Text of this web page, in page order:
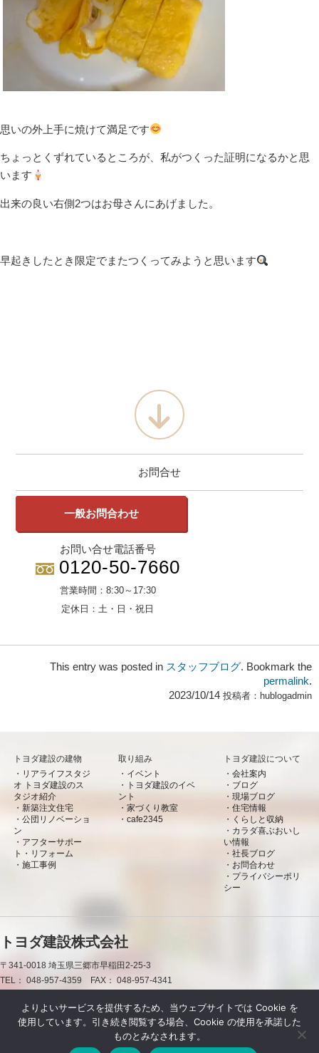
思いの外上手に焼けて満足です
ちょっとくずれているところが、私がつくった証明になるかと思
います
出来の良い右側2つはお母さんにあげました。
早起きしたとき限定でまたつくってみようと思います
お問合せ
一般お問合わせ
お問い合せ電話番号
0120-50-7660
営業時間： 8:30～17:30
定休日： 土・日・祝日
This entry was posted in スタッフブログ. Bookmark the
permalink.
2023/10/14 投稿者： hublogadmin
トヨダ建設の建物
リアライフスタジ
オ トヨダ建設のス
タジオ紹介
新築注文住宅
公団リノベーショ
ン
アフターサポー
ト・リフォーム
施工事例
取り組み
イベント
トヨダ建設のイベ
ント
家づくり教室
cafe2345
トヨダ建設について
会社案内
ブログ
現場ブログ
住宅情報
くらしと収納
カラダ喜ぶおいし
い情報
社長ブログ
お問合わせ
プライバシーポリ
シー
トヨダ建設株式会社
〒341-0018 埼玉県三郷市早稲田2-25-3
TEL： 048-957-4359 FAX： 048-957-4341
0120-50-7660
お問合わせ 資料請求
よりよいサービスを提供するため、当ウェブサイトでは Cookie を
使用しています。引き続き閲覧する場合、Cookie の使用を承諾した
ものとみなされます。